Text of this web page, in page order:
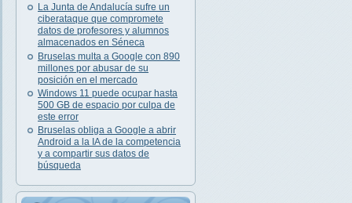
La Junta de Andalucía sufre un
ciberataque que compromete
datos de profesores y alumnos
almacenados en Séneca
Bruselas multa a Google con 890
millones por abusar de su
posición en el mercado
Windows 11 puede ocupar hasta
500 GB de espacio por culpa de
este error
Bruselas obliga a Google a abrir
Android a la IA de la competencia
y a compartir sus datos de
búsqueda